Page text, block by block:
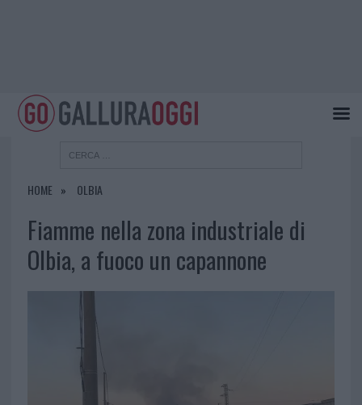
HOME OLBIA
Fiamme nella zona industriale di
Olbia, a fuoco un capannone